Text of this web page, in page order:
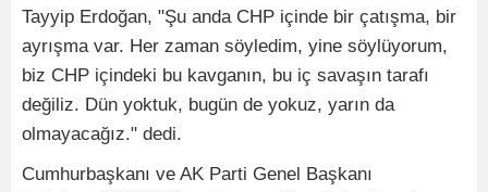
Tayyip Erdoğan, "Şu anda CHP içinde bir çatışma, bir
ayrışma var. Her zaman söyledim, yine söylüyorum,
biz CHP içindeki bu kavganın, bu iç savaşın tarafı
değiliz. Dün yoktuk, bugün de yokuz, yarın da
olmayacağız." dedi.
Cumhurbaşkanı ve AK Parti Genel Başkanı